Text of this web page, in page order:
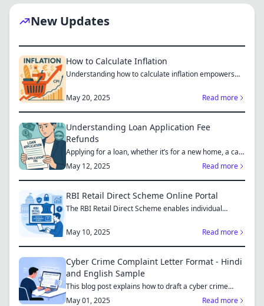
New Updates
How to Calculate Inflation
Understanding how to calculate inflation empowers
May 20, 2025
Read more
Understanding Loan Application Fee
Refunds
Applying for a loan, whether it’s for a new home, a car,
or...
May 12, 2025 Read more
RBI Retail Direct Scheme Online Portal
The RBI Retail Direct Scheme enables individual
May 10, 2025
Read more
Cyber Crime Complaint Letter Format - Hindi
and English Sample
This blog post explains how to draft a cyber crime
complaint...
May 01, 2025 Read more